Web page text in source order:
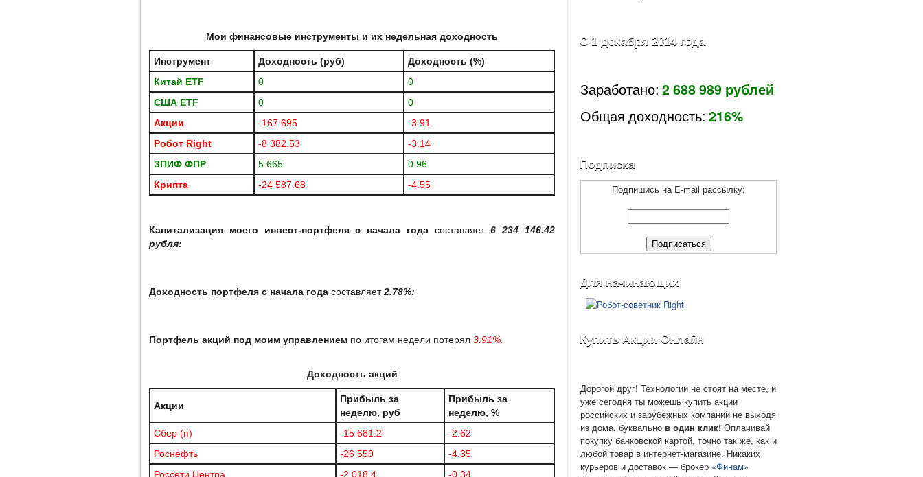
Мои финансовые инструменты и их недельная доходность
Инструмент Доходность (руб)
Доходность (%)
Китай ETF
0
0
США ETF 0
0
Акции
-167 695
-3.91
Робот Right -8 382.53
-3.14
ЗПИФ ФПР
5 665
0.96
Крипта
-24 587.68 -4.55
Капитализация моего инвест-портфеля с начала годасоставляет6 234 146.42
рубля:
Доходность портфеля с начала года составляет2.78%:
Портфель акций под моим управлением по итогам недели потерял 3.91%.
Доходность акций
Акции
Прибыль за
неделю, руб
Прибыль за
неделю, %
Сбер (п)
-15 681.2
-2.62
Роснефть
-26 559
-4.35
Россети Центра
-2 018.4
-0.34
С 1 декабря 2014 года
Заработано: 2 688 989 рублей
Общая доходность: 216%
Подписка
Подпишись на E-mail рассылку:
Для начинающих
Купить Акции Онлайн
Дорогой друг! Технологии не стоят на месте, и
уже сегодня ты можешь купить акции
российских и зарубежных компаний не выходя
из дома, буквально в один клик! Оплачивай
покупку банковской картой, точно так же, как и
любой товар в интернет-магазине. Никаких
курьеров и доставок — брокер «Финам»